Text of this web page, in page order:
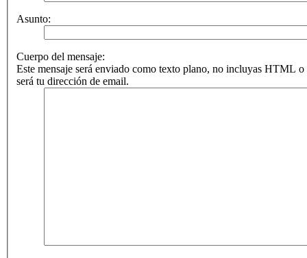
Asunto:
Cuerpo del mensaje:
Este mensaje será enviado como texto plano, no incluyas HTML
será tu dirección de email.